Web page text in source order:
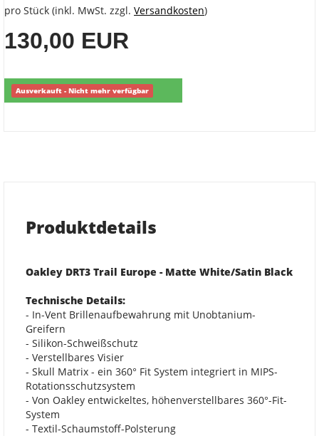
pro Stück (inkl. MwSt. zzgl. Versandkosten)
130,00 EUR
Ausverkauft - Nicht mehr verfügbar
Produktdetails
Oakley DRT3 Trail Europe - Matte White/Satin Black
Technische Details:
- In-Vent Brillenaufbewahrung mit Unobtanium-
Greifern
- Silikon-Schweißschutz
- Verstellbares Visier
- Skull Matrix - ein 360° Fit System integriert in MIPS-
Rotationsschutzsystem
- Von Oakley entwickeltes, höhenverstellbares 360°-Fit-
System
- Textil-Schaumstoff-Polsterung